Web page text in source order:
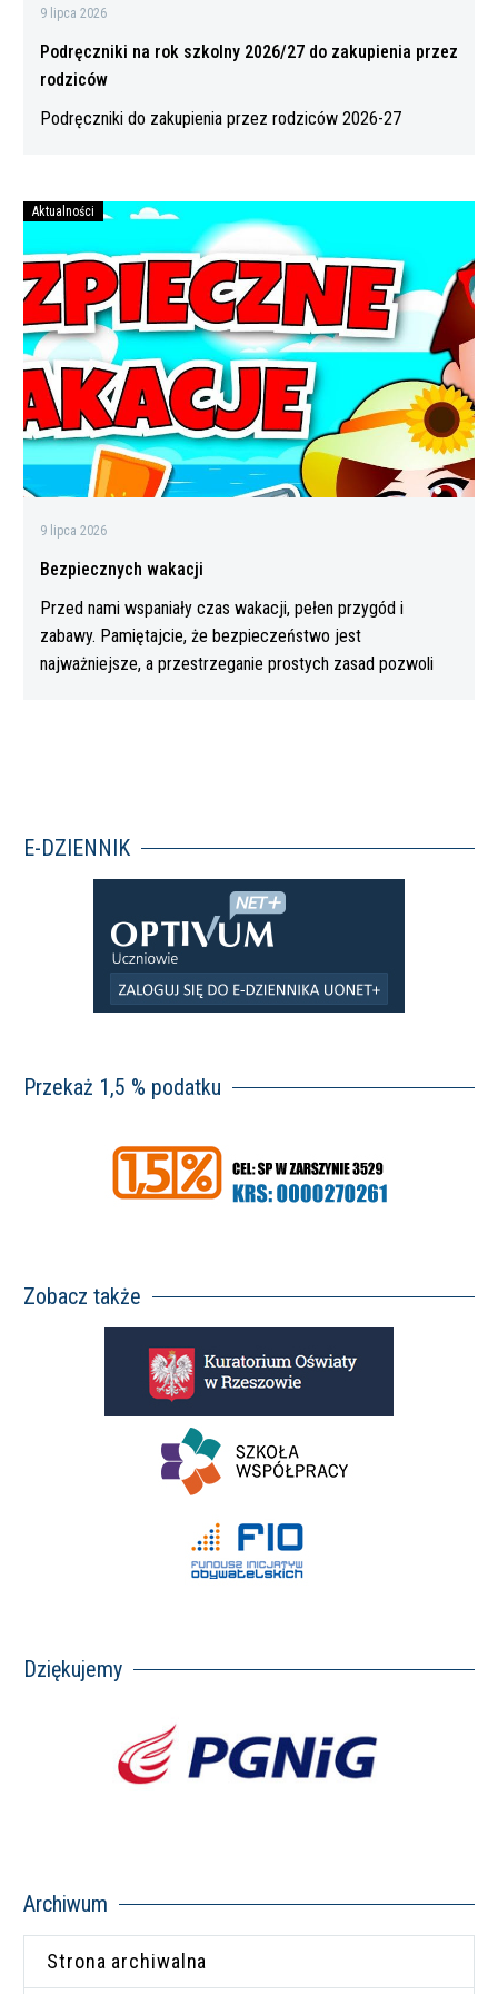
9 lipca 2026
Podręczniki na rok szkolny 2026/27 do zakupienia przez
rodziców
Podręczniki do zakupienia przez rodziców 2026-27
Bezpiecznych
wakacji
Aktualności
9 lipca 2026
Bezpiecznych wakacji
Przed nami wspaniały czas wakacji, pełen przygód i
zabawy. Pamiętajcie, że bezpieczeństwo jest
najważniejsze, a przestrzeganie prostych zasad pozwoli
E-DZIENNIK
Przekaż 1,5 % podatku
Zobacz także
Dziękujemy
Archiwum
Strona archiwalna